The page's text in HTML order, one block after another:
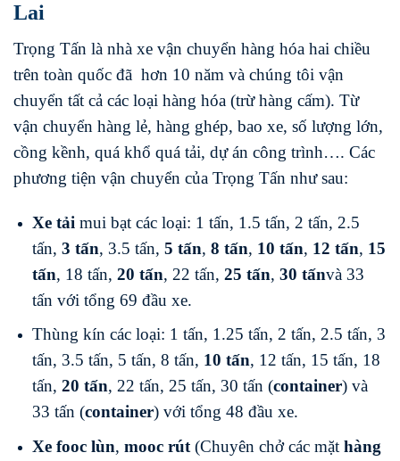
Lai
Trọng Tấn là nhà xe vận chuyển hàng hóa hai chiều
trên toàn quốc đã hơn 10 năm và chúng tôi vận
chuyển tất cả các loại hàng hóa (trừ hàng cấm). Từ
vận chuyển hàng lẻ, hàng ghép, bao xe, số lượng lớn,
cồng kềnh, quá khổ quá tải, dự án công trình…. Các
phương tiện vận chuyển của Trọng Tấn như sau:
Xe tải mui bạt các loại: 1 tấn, 1.5 tấn, 2 tấn, 2.5
tấn, 3 tấn, 3.5 tấn, 5 tấn, 8 tấn, 10 tấn, 12 tấn, 15
tấn, 18 tấn, 20 tấn, 22 tấn, 25 tấn, 30 tấnvà 33
tấn với tổng 69 đầu xe.
Thùng kín các loại: 1 tấn, 1.25 tấn, 2 tấn, 2.5 tấn, 3
tấn, 3.5 tấn, 5 tấn, 8 tấn, 10 tấn, 12 tấn, 15 tấn, 18
tấn, 20 tấn, 22 tấn, 25 tấn, 30 tấn (container) và
33 tấn (container) với tổng 48 đầu xe.
Xe fooc lùn, mooc rút (Chuyên chở các mặt hàng